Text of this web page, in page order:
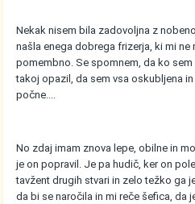
Nekak nisem bila zadovoljna z
našla enega dobrega frizerja, ki mi ne
pomembno. Se spomnem, da ko sem
takoj opazil, da sem vsa oskubljena
počne....
No zdaj imam znova lepe, obilne in
je on popravil. Je pa hudič, ker on
tavžent drugih stvari in zelo težko ga
da bi se naročila in mi reče šefica, da